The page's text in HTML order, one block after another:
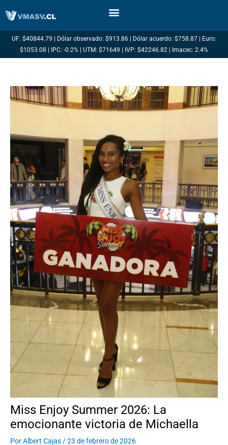
UF: $40844.79 | Dólar observado: $913.86 | Dólar acuerdo: $758.87 | Euro:
$1053.08 | IPC: -0.2% | UTM: $71649 | IVP: $42246.82 | Imacec: 2.4%
Miss Enjoy Summer 2026: La
emocionante victoria de Michaella
PorAlbert Cajas /23 de febrero de 2026